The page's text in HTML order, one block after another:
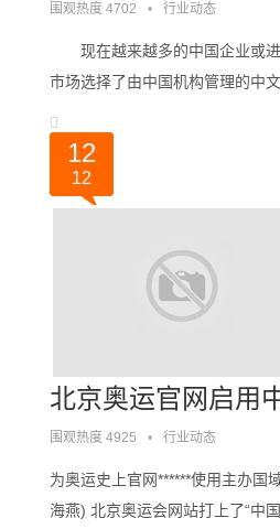
围观热度 4702 • 行业动态
现在越来越多的中国企业或进
市场选择了由中国机构管理的中
会最新的企业域名调查报告显示，
12
12
北京奥运官网启用
围观热度 4925 • 行业动态
为奥运史上官网******使用主办国
海燕) 北京奥运会网站打上了“中